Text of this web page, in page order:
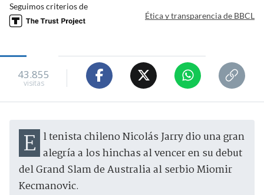
Seguimos criterios de
Ética y transparencia de BBCL
43.855
visitas
El tenista chileno Nicolás Jarry dio una gran alegría a los hinchas al vencer en su debut
del Grand Slam de Australia al serbio Miomir
Kecmanovic.